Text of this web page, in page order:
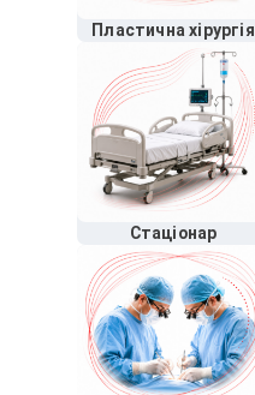
Пластична хірургія
Стаціонар